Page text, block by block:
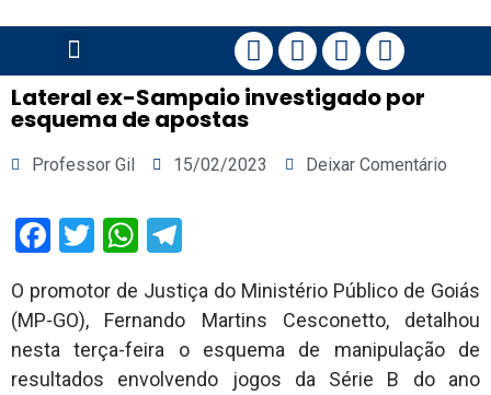
Lateral ex-Sampaio investigado por
esquema de apostas
Professor Gil 15/02/2023 Deixar Comentário
Facebook
TwitterWhatsApp
O promotor de Justiça do Ministério Público de Goiás
(MP-GO), Fernando Martins Cesconetto, detalhou
nesta terça-feira o esquema de manipulação de
resultados envolvendo jogos da Série B do ano